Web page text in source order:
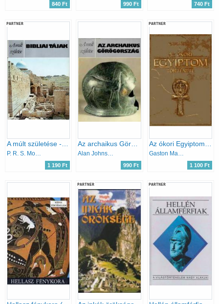
840 Ft 990 Ft 740 Ft
PARTNER
1 190 Ft 990 Ft
PARTNER
1 100 Ft
PARTNER PARTNER